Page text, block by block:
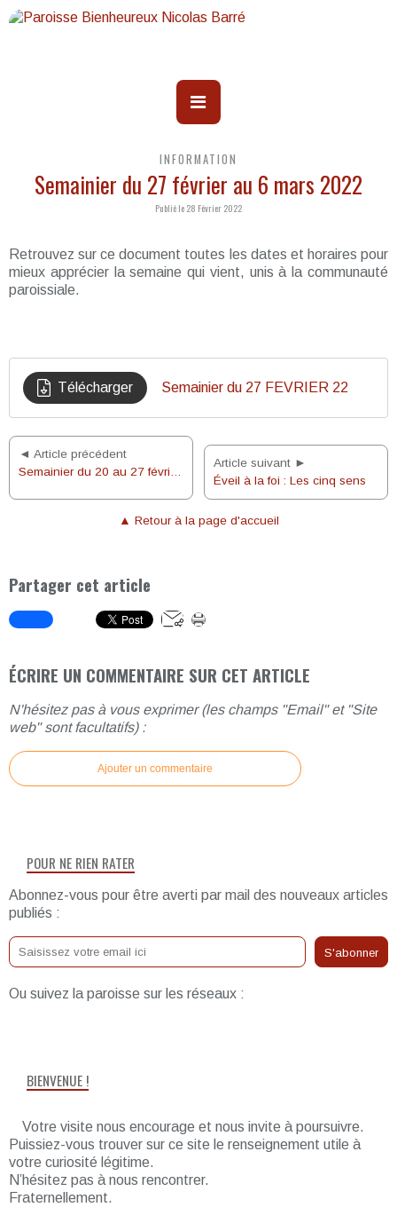
INFORMATION
Semainier du 27 février au 6 mars 2022
Publié le 28 Février 2022
Retrouvez sur ce document toutes les dates et horaires pour
mieux apprécier la semaine qui vient, unis à la communauté
paroissiale.
Télécharger Semainier du 27 FEVRIER 22
◄ Article précédent
Semainier du 20 au 27 février 2022
Article suivant ►
Éveil à la foi : Les cinq sens
▲ Retour à la page d'accueil
Partager cet article
ÉCRIRE UN COMMENTAIRE SUR CET ARTICLE
N'hésitez pas à vous exprimer (les champs "Email" et "Site
web" sont facultatifs) :
Ajouter un commentaire
POUR NE RIEN RATER
Abonnez-vous pour être averti par mail des nouveaux articles
publiés :
Ou suivez la paroisse sur les réseaux :
BIENVENUE !
Votre visite nous encourage et nous invite à poursuivre.
Puissiez-vous trouver sur ce site le renseignement utile à
votre curiosité légitime.
N’hésitez pas à nous rencontrer.
Fraternellement.